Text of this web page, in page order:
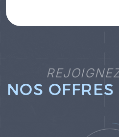
NOS